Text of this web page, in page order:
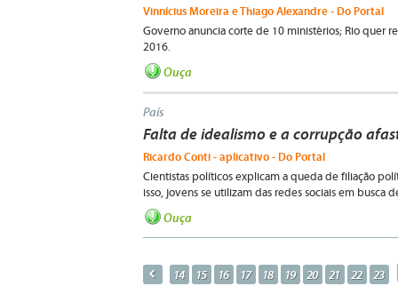
Vinnícius Moreira e Thiago Alexandre - Do Portal
Governo anuncia corte de 10 ministérios; Rio quer
2016.
Ouça
País
Falta de idealismo e a corrupção
Ricardo Conti - aplicativo - Do Portal
Cientistas políticos explicam a queda de filiação
isso, jovens se utilizam das redes sociais em busca
Ouça
p 14 15 16 17 18 19 20 21 22 23